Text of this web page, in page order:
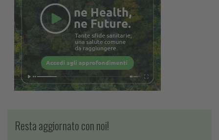
Resta aggiornato con noi!